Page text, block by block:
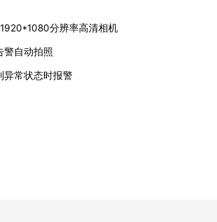
分辨率高清相机
警自动拍照
异常状态时报警